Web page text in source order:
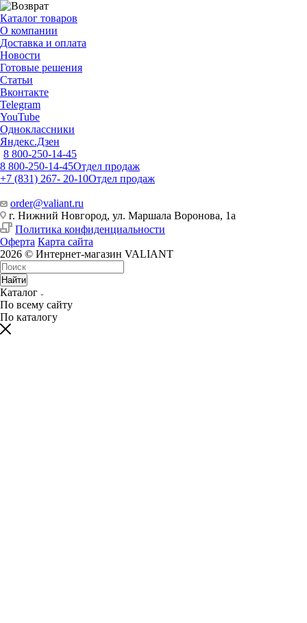
Каталог товаров
О компании
Доставка и оплата
Новости
Готовые решения
Статьи
Вконтакте
Telegram
YouTube
Одноклассники
Яндекс.Дзен
8 800-250-14-45
8 800-250-14-45Отдел продаж
+7 (831) 267- 20-10Отдел продаж
order@valiant.ru
г. Нижний Новгород, ул. Маршала Воронова, 1а
Политика конфиденциальности
Оферта Карта сайта
2026 © Интернет-магазин VALIANT
Найти
Каталог
По всему сайту
По каталогу